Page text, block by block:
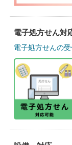
電子処方せん対
電子処方せんの